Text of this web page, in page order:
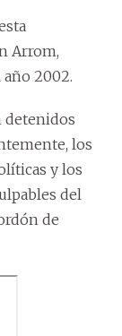
Arrom,
2002.
detenidos
los
y los
del
de